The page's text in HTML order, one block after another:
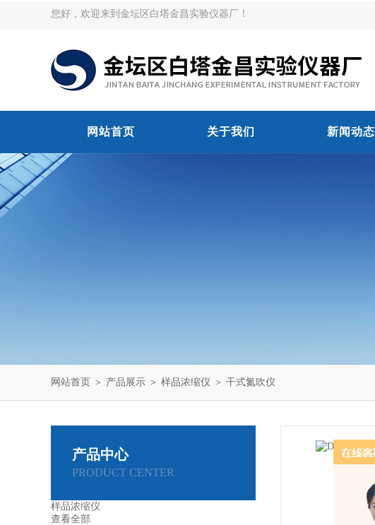
您好，欢迎来到金坛区白塔金昌实验仪器厂！
网站首页 关于我们 新闻动态
网站首页 ＞ 产品展示 ＞ 样品浓缩仪 ＞ 干式氮吹仪
产品中心
PRODUCT CENTER
样品浓缩仪
查看全部